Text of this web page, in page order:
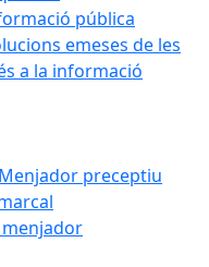
pública
emeses de les
a la informació
preceptiu